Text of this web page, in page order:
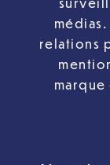
relations